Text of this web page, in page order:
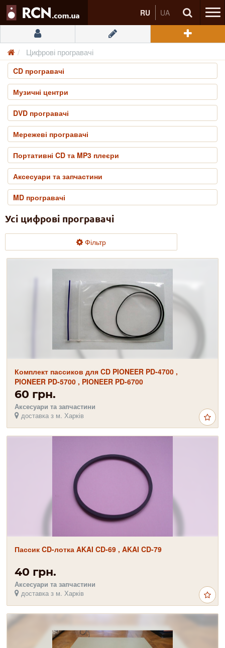
RU UA
Цифрові програвачі
CD програвачі
Музичні центри
DVD програвачі
Мережеві програвачі
Портативні CD та MP3 плеєри
Аксесуари та запчастини
MD програвачі
Усі цифрові програвачі
Фільтр
Комплект пассиков для CD PIONEER PD-4700 ,
PIONEER PD-5700 , PIONEER PD-6700
60 грн.
Аксесуари та запчастини
доставка з м. Харків
Пассик CD-лотка AKAI CD-69 , AKAI CD-79
40 грн.
Аксесуари та запчастини
доставка з м. Харків